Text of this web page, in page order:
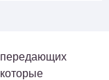
передающих